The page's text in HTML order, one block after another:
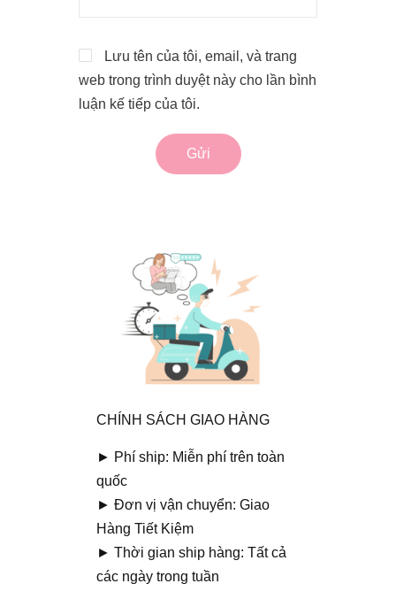
Lưu tên của tôi, email, và trang
web trong trình duyệt này cho lần bình
luận kế tiếp của tôi.
CHÍNH SÁCH GIAO HÀNG
► Phí ship: Miễn phí trên toàn
quốc
► Đơn vị vận chuyển: Giao
Hàng Tiết Kiệm
► Thời gian ship hàng: Tất cả
các ngày trong tuần